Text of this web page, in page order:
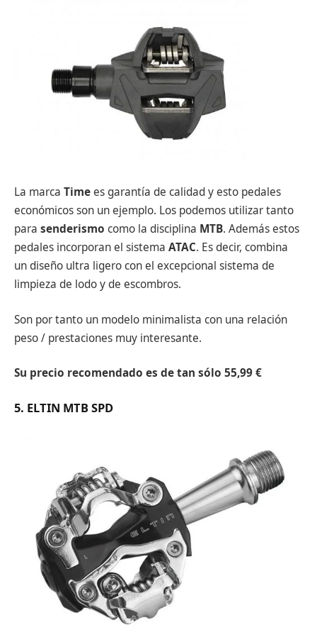
La marca Timees garantía de calidad y esto pedales
económicos son un ejemplo. Los podemos utilizar tanto
para senderismo como la disciplina MTB. Además estos
pedales incorporan el sistema ATAC. Es decir, combina
un diseño ultra ligero con el excepcional sistema de
limpieza de lodo y de escombros.
Son por tanto un modelo minimalista con una relación
peso / prestaciones muy interesante.
Su precio recomendado es de tan sólo 55,99 €
5. ELTIN MTB SPD